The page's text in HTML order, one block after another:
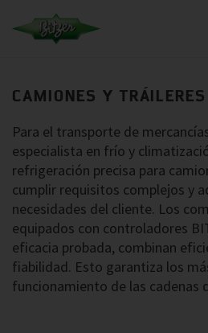
CAMIONES Y TRÁILERES
Para el transporte de
especialista en frío y
refrigeración precisa para
cumplir requisitos complejos y
necesidades del cliente. Los
equipados con controladores
eficacia probada, combinan
fiabilidad. Esto garantiza los
funcionamiento de las cadenas